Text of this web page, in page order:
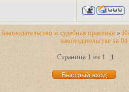
Законодательство и судебная практика »
законодательстве за
Страница 1 из 1 1